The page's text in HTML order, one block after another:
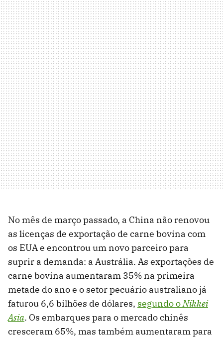
No mês de março passado, a China não renovou
as licenças de exportação de carne bovina com
os EUA e encontrou um novo parceiro para
suprir a demanda: a Austrália. As exportações de
carne bovina aumentaram 35% na primeira
metade do ano e o setor pecuário australiano já
faturou 6,6 bilhões de dólares, segundo oNikkei
Asia. Os embarques para o mercado chinês
cresceram 65%, mas também aumentaram para